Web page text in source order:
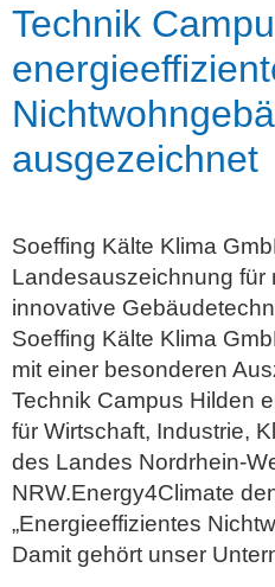
Technik
ausgezeichnet
Soeffing Kälte Klima
Landesauszeichnung für
innovative
Soeffing Kälte Klima
mit einer besonderen
Technik Campus Hilden
für Wirtschaft, Industrie,
des Landes
NRW.Energy4Climate
„Energieeffizientes
Damit gehört unser